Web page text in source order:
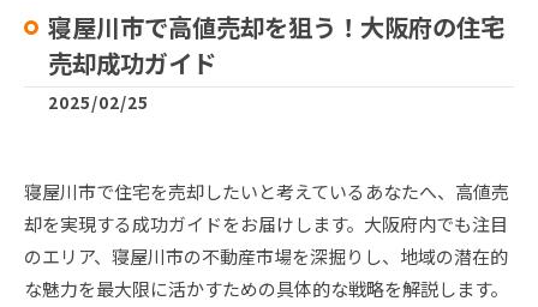
寝屋川市で高値売却を狙う！大阪府の住宅
売却成功ガイド
2025/02/25
寝屋川市で住宅を売却したいと考えているあなたへ、高値売
却を実現する成功ガイドをお届けします。大阪府内でも注目
のエリア、寝屋川市の不動産市場を深掘りし、地域の潜在的
な魅力を最大限に活かすための具体的な戦略を解説します。